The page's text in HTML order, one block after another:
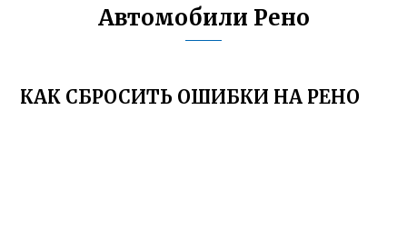
Автомобили Рено
КАК СБРОСИТЬ ОШИБКИ НА РЕНО